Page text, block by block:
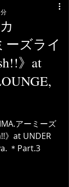
ーズライ
》at
れています。
アーミーズ
》at UNDER
＊Part.3